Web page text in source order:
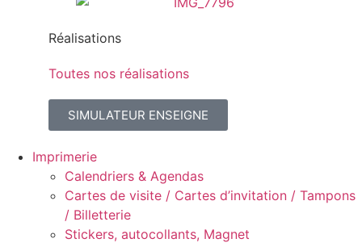
Réalisations
Toutes nos réalisations
SIMULATEUR ENSEIGNE
Imprimerie
Calendriers & Agendas
Cartes de visite / Cartes d’invitation / Tampons
/ Billetterie
Stickers, autocollants, Magnet